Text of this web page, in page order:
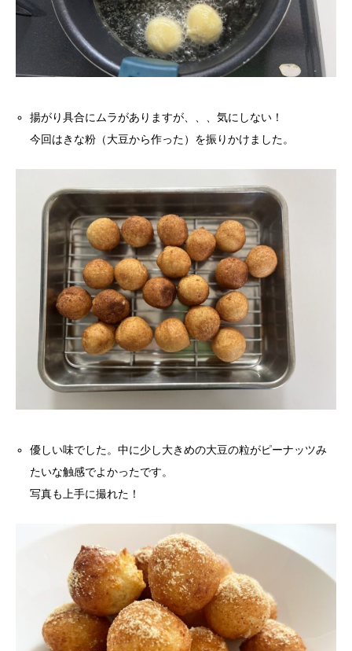
揚がり具合にムラがありますが、、、気にしない！
今回はきな粉（大豆から作った）を振りかけました。
優しい味でした。中に少し大きめの大豆の粒がピーナッツみ
たいな触感でよかったです。
写真も上手に撮れた！